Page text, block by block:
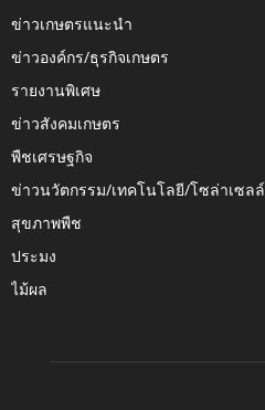
ข่าวเกษตรแนะนำ
ข่าวองค์กร/ธุรกิจเกษตร
รายงานพิเศษ
ข่าวสังคมเกษตร
พืชเศรษฐกิจ
ข่าวนวัตกรรม/เทคโนโลยี/โซล่าเซลล์
สุขภาพพืช
ประมง
ไม้ผล